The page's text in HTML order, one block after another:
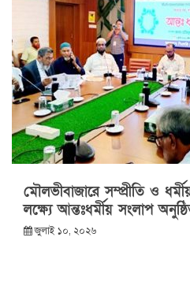
মৌলভীবাজারে সম্প্রীতি ও
লক্ষ্যে আন্তঃধর্মীয় সংলাপ
জুলাই ১০, ২০২৬